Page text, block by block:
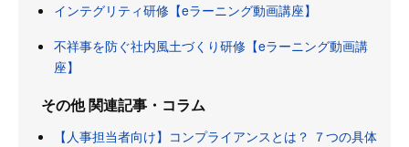
インテグリティ研修【eラーニング動画講座】
不祥事を防ぐ社内風土づくり研修【eラーニング動画講
座】
その他 関連記事・コラム
【人事担当者向け】コンプライアンスとは？ ７つの具体